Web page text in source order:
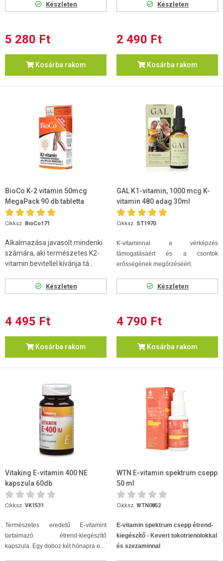
Készleten
5 280 Ft
Kosárba rakom
Készleten
2 490 Ft
Kosárba rakom
BioCo K-2 vitamin 50mcg
MegaPack 90 db tabletta
Cikksz. BioCo171
Alkalmazása javasolt mindenki
számára, aki természetes K2-
vitamin bevitellel kívánja tá...
Készleten
4 495 Ft
Kosárba rakom
GAL K1-vitamin, 1000 mcg K-
vitamin 480 adag 30ml
Cikksz. ST1970
K-vitaminnal a vérképzés
támogatásáért és a csontok
erősségének megőrzéséért.
Készleten
4 790 Ft
Kosárba rakom
Vitaking E-vitamin 400 NE
kapszula 60db
Cikksz. VK1531
Természetes eredetű E-vitamint
tartalmazó étrend-kiegészítő
kapszula. Egy doboz két hónapra e...
WTN E-vitamin spektrum csepp
50 ml
Cikksz. WTN0852
E-vitamin spektrum csepp étrend-
kiegészítő - Kevert tokotrienolokkal
és szezaminnal